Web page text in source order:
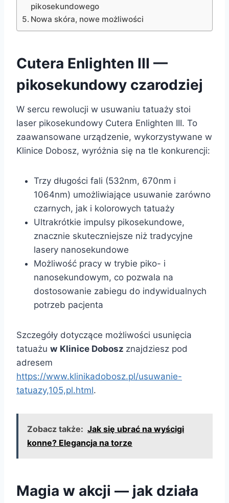
pikosekundowego
Nowa skóra, nowe możliwości
Cutera Enlighten III —
pikosekundowy czarodziej
W sercu rewolucji w usuwaniu tatuaży stoi
laser pikosekundowy Cutera Enlighten III. To
zaawansowane urządzenie, wykorzystywane w
Klinice Dobosz, wyróżnia się na tle konkurencji:
Trzy długości fali (532nm, 670nm i
1064nm) umożliwiające usuwanie zarówno
czarnych, jak i kolorowych tatuaży
Ultrakrótkie impulsy pikosekundowe,
znacznie skuteczniejsze niż tradycyjne
lasery nanosekundowe
Możliwość pracy w trybie piko- i
nanosekundowym, co pozwala na
dostosowanie zabiegu do indywidualnych
potrzeb pacjenta
Szczegóły dotyczące możliwości usunięcia
tatuażu w Klinice Dobosz znajdziesz pod
adresem
https://www.klinikadobosz.pl/usuwanie-
tatuazy,105,pl.html.
Zobacz także: Jak się ubrać na wyścigi
konne? Elegancja na torze
Magia w akcji — jak działa